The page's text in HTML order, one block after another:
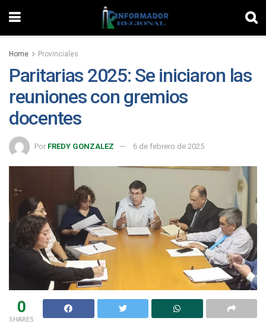
Home Provinciales
Paritarias 2025: Se iniciaron las
reuniones con gremios
docentes
Por FREDY GONZALEZ 6 de febrero de 2025
0
SHARES